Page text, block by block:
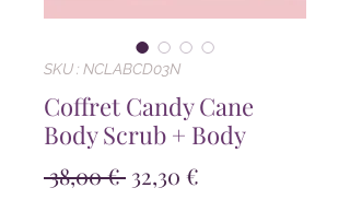
SKU : NCLABCD03N
Coffret Candy Cane
Body Scrub + Body
38,00 € Prix
32,30 €